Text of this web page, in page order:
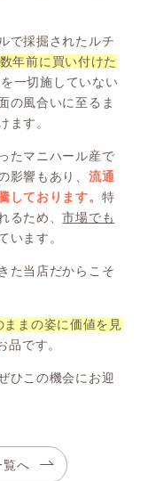
で採掘されたルチ
数年前に買い付けた
一切施していない
の風合いに至るま
ます。
たマニハール産で
影響もあり、 流通
しております。 特
るため、市場でも
います。
た当店だからこそ
ままの姿に価値を見
品です。
ひこの機会にお迎
覧へ